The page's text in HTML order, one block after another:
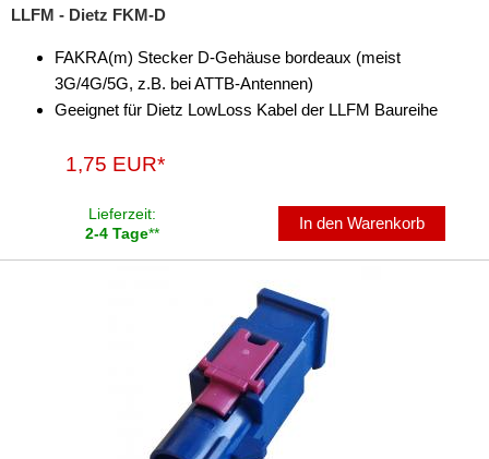
SMA
Antennenverstärker
Antennenzubehör
Aux-In-Adapter
LLFM - Dietz FKM-D
FAKRA(m) Stecker D-Gehäuse bordeaux (meist
3G/4G/5G, z.B. bei ATTB-Antennen)
Geeignet für Dietz LowLoss Kabel der LLFM Baureihe
1,75 EUR*
Lieferzeit:
2-4 Tage**
In den Warenkorb